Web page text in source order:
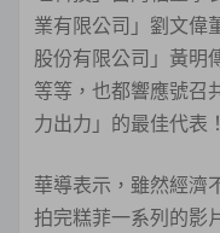
業有限公司」劉文偉
股份有限公司」黃明
等等，也都響應號召
力出力」的最佳代表！
華導表示，雖然經濟
拍完糕菲一系列的影